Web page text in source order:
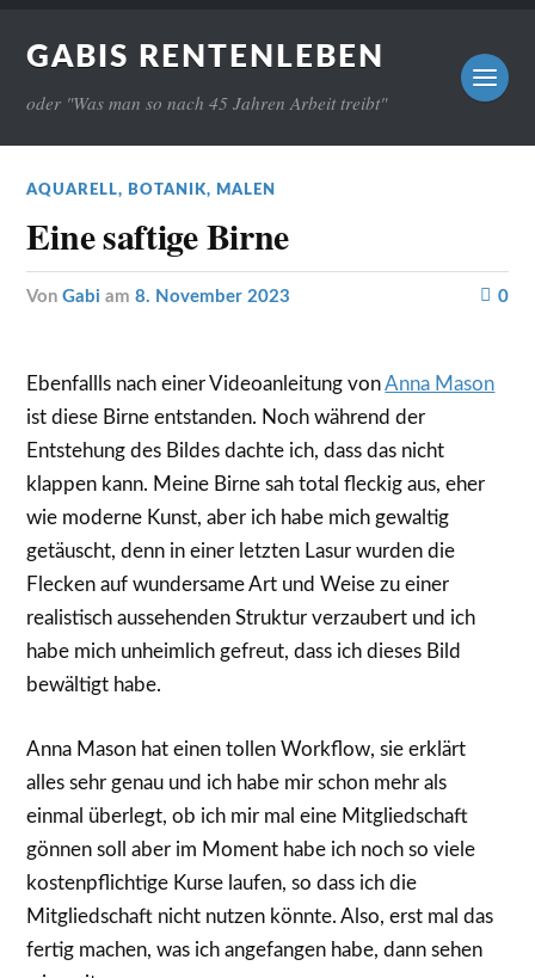
GABIS RENTENLEBEN
oder "Was man so nach 45 Jahren Arbeit treibt"
AQUARELL, BOTANIK, MALEN
Eine saftige Birne
vonGabi am8. November 2023 0
Ebenfallls nach einer Videoanleitung vonAnna Mason
ist diese Birne entstanden. Noch während der
Entstehung des Bildes dachte ich, dass das nicht
klappen kann. Meine Birne sah total fleckig aus, eher
wie moderne Kunst, aber ich habe mich gewaltig
getäuscht, denn in einer letzten Lasur wurden die
Flecken auf wundersame Art und Weise zu einer
realistisch aussehenden Struktur verzaubert und ich
habe mich unheimlich gefreut, dass ich dieses Bild
bewältigt habe.
Anna Mason hat einen tollen Workflow, sie erklärt
alles sehr genau und ich habe mir schon mehr als
einmal überlegt, ob ich mir mal eine Mitgliedschaft
gönnen soll aber im Moment habe ich noch so viele
kostenpflichtige Kurse laufen, so dass ich die
Mitgliedschaft nicht nutzen könnte. Also, erst mal das
fertig machen, was ich angefangen habe, dann sehen